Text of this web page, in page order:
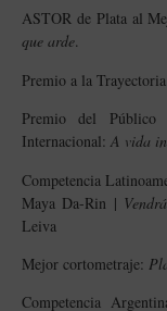
ASTOR de Plata al
que arde.
Premio a la
Premio del Público
Internacional: A vida
Competencia
Maya Da-Rin |
Leiva
Mejor cortometraje:
Competencia